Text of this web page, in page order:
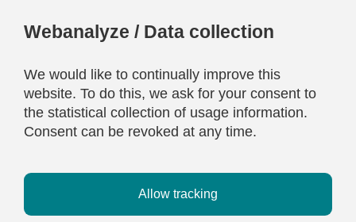
Webanalyze / Data collection
We would like to continually improve this
website. To do this, we ask for your consent to
the statistical collection of usage information.
Consent can be revoked at any time.
Allow tracking